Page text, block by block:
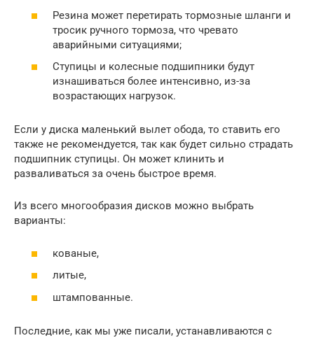
Резина может перетирать тормозные шланги и
тросик ручного тормоза, что чревато
аварийными ситуациями;
Ступицы и колесные подшипники будут
изнашиваться более интенсивно, из-за
возрастающих нагрузок.
Если у диска маленький вылет обода, то ставить его
также не рекомендуется, так как будет сильно страдать
подшипник ступицы. Он может клинить и
разваливаться за очень быстрое время.
Из всего многообразия дисков можно выбрать
варианты:
кованые,
литые,
штампованные.
Последние, как мы уже писали, устанавливаются с